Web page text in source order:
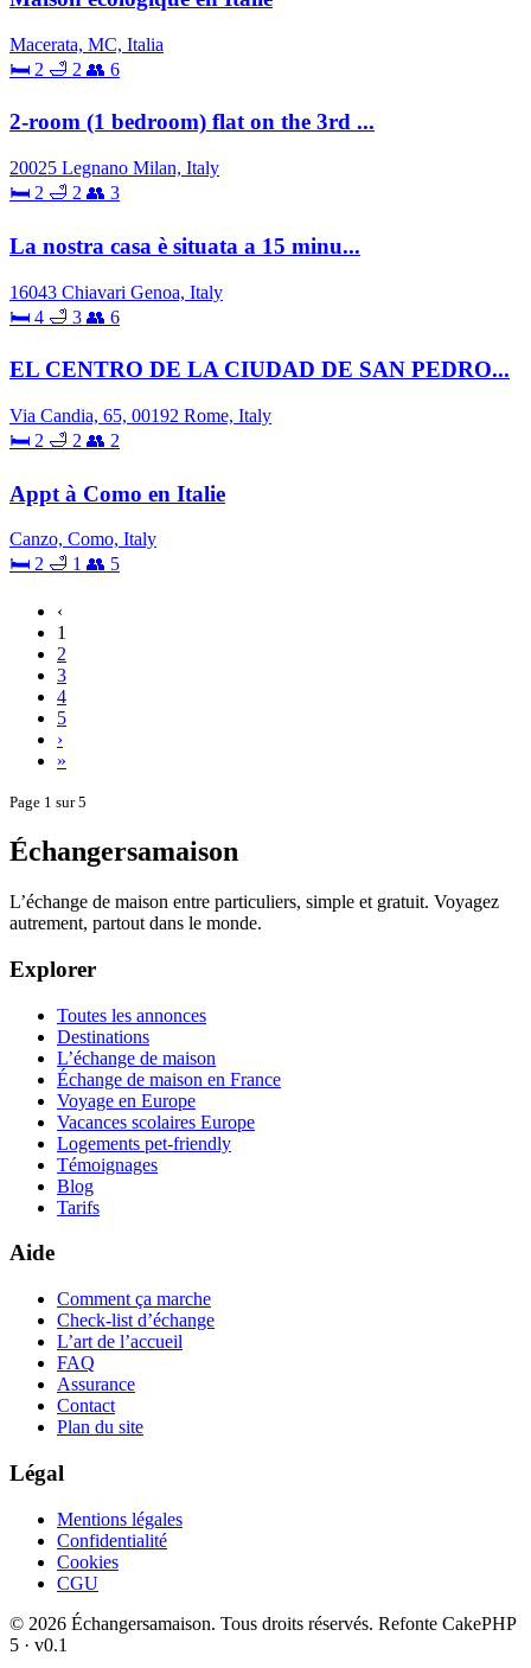
Macerata, MC, Italia
🛏 2 🛁 2 👥 6
2-room (1 bedroom) flat on the 3rd ...
20025 Legnano Milan, Italy
🛏 2 🛁 2 👥 3
La nostra casa è situata a 15 minu...
16043 Chiavari Genoa, Italy
🛏 4 🛁 3 👥 6
EL CENTRO DE LA CIUDAD DE SAN PEDRO...
Via Candia, 65, 00192 Rome, Italy
🛏 2 🛁 2 👥 2
Appt à Como en Italie
Canzo, Como, Italy
🛏 2 🛁 1 👥 5
‹
1
2
3
4
5
›
»
Page 1 sur 5
Échangersamaison
L’échange de maison entre particuliers, simple et gratuit. Voyagez
autrement, partout dans le monde.
Explorer
Toutes les annonces
Destinations
L’échange de maison
Échange de maison en France
Voyage en Europe
Vacances scolaires Europe
Logements pet-friendly
Témoignages
Blog
Tarifs
Aide
Comment ça marche
Check-list d’échange
L’art de l’accueil
FAQ
Assurance
Contact
Plan du site
Légal
Mentions légales
Confidentialité
Cookies
CGU
© 2026 Échangersamaison. Tous droits réservés. Refonte CakePHP
5 · v0.1